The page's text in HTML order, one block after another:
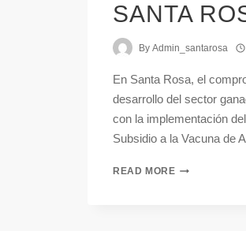
SANTA
By Admin_santarosa
En Santa Rosa, el
desarrollo del sector
con la implementación
Subsidio a la Vacuna de
READ MORE